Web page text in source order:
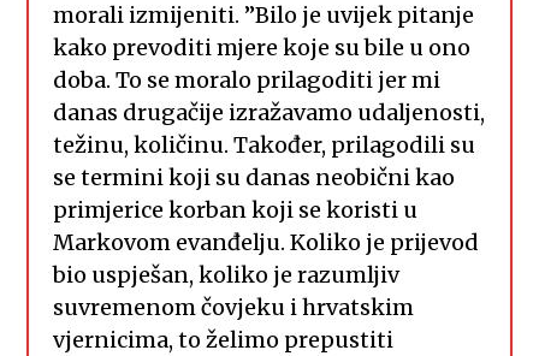
morali izmijeniti. ”Bilo je uvijek pitanje
kako prevoditi mjere koje su bile u ono
doba. To se moralo prilagoditi jer mi
danas drugačije izražavamo udaljenosti,
težinu, količinu. Također, prilagodili su
se termini koji su danas neobični kao
primjerice korban koji se koristi u
Markovom evanđelju. Koliko je prijevod
bio uspješan, koliko je razumljiv
suvremenom čovjeku i hrvatskim
vjernicima, to želimo prepustiti